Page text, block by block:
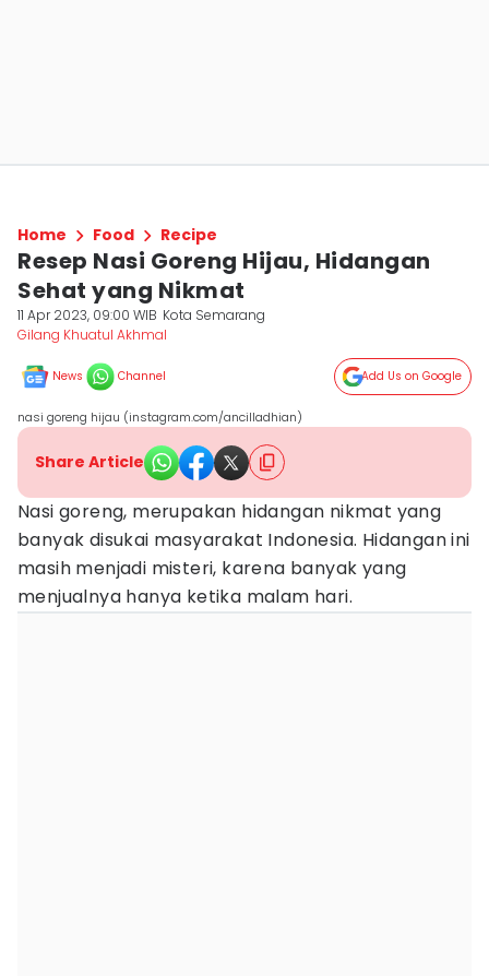
Home Food Recipe
Resep Nasi Goreng Hijau, Hidangan
Sehat yang Nikmat
11 Apr 2023, 09:00 WIB Kota Semarang
Gilang Khuatul Akhmal
News Channel Add Us on Google
nasi goreng hijau (instagram.com/ancilladhian)
Share Article
Nasi goreng, merupakan hidangan nikmat yang
banyak disukai masyarakat Indonesia. Hidangan ini
masih menjadi misteri, karena banyak yang
menjualnya hanya ketika malam hari.